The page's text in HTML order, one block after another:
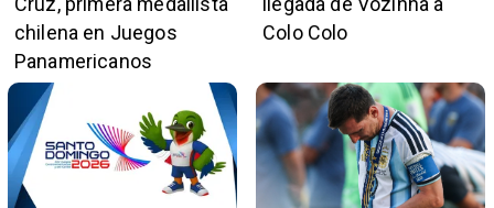
chilena en Juegos
Panamericanos
Colo Colo